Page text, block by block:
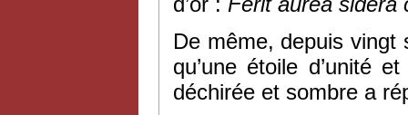
De même, depuis vingt
qu’une étoile d’unité
déchirée et sombre a